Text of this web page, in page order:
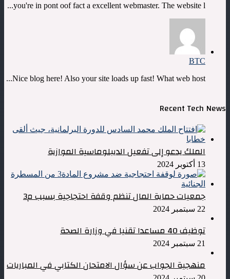
you're in pont oof fact a excellent webmaster. The website l...
BTC
Nice blog here! Also your site loads up fast! What web host...
Recent Tech News
الملك يدعو إلى تفعيل الديبلوماسية الموازية
13 أكتوبر 2024
جمعيات حماية المال تنظم وقفة احتجاجية بسبب م3
22 سبتمبر 2024
توظيف 40 مساعدا تقنيا في وزارة الصحة
21 سبتمبر 2024
منهجية الجواب عن سؤال الامتحان الكتابي في المباريات